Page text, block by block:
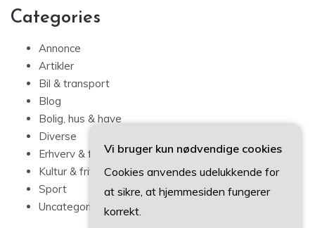
Categories
Annonce
Artikler
Bil & transport
Blog
Bolig, hus & have
Diverse
Erhverv & forbrug
Kultur & fritid
Sport
Uncategorized
Vi bruger kun nødvendige cookies
Cookies anvendes udelukkende for
at sikre, at hjemmesiden fungerer
korrekt.